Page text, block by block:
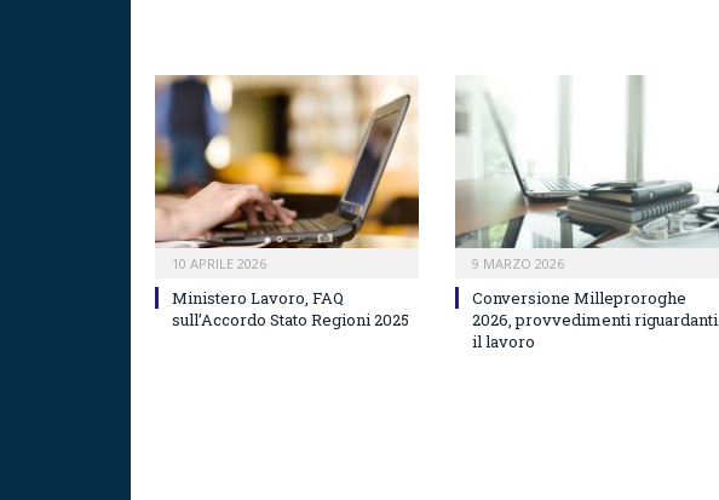
10 APRILE 2026
Ministero Lavoro, FAQ
sull’Accordo Stato Regioni 2025
9 MARZO 2026
Conversione Milleproroghe
2026, provvedimenti riguardanti
il lavoro